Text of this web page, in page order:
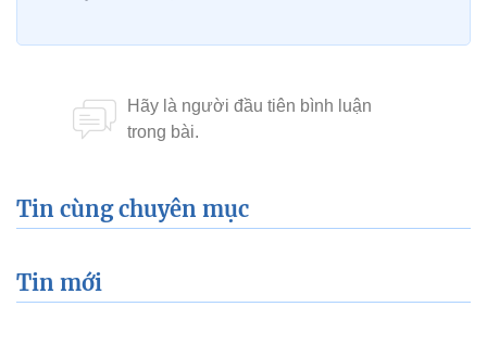
Tin cùng chuyên mục
Tin mới